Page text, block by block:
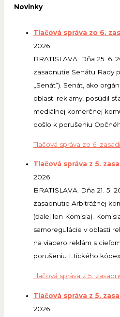
Novinky
Tlačová správa zo 6.
2026
BRATISLAVA. Dňa 25. 6.
zasadnutie Senátu Rady
„Senát“). Senát, ako
oblasti reklamy, posúdil
mediálnej komerčnej
došlo k porušeniu
Tlačová správa zo 6.
Tlačová správa z 5.
2026
BRATISLAVA. Dňa 21. 5.
zasadnutie Arbitrážnej
(ďalej len Komisia).
samoregulácie v oblasti
na viacero reklám s
porušeniu Etického
Tlačová správa z 5.
Tlačová správa z 5.
2026